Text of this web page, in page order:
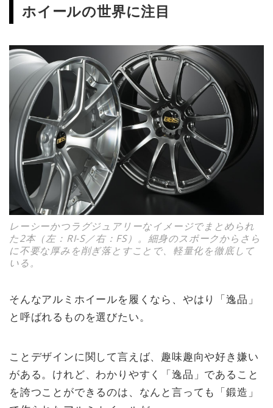
ホイールの世界に注目
レーシーかつラグジュアリーなイメージでまとめられ
た2本（左：RI-S／右：FS）。細身のスポークからさら
に不要な厚みを削ぎ落とすことで、軽量化を徹底して
いる。
そんなアルミホイールを履くなら、やはり「逸品」
と呼ばれるものを選びたい。
ことデザインに関して言えば、趣味趣向や好き嫌い
がある。けれど、わかりやすく「逸品」であること
を誇つことができるのは、なんと言っても「鍛造」